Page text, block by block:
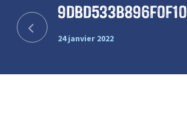
9dbd533b896f0f10
24 janvier 2022